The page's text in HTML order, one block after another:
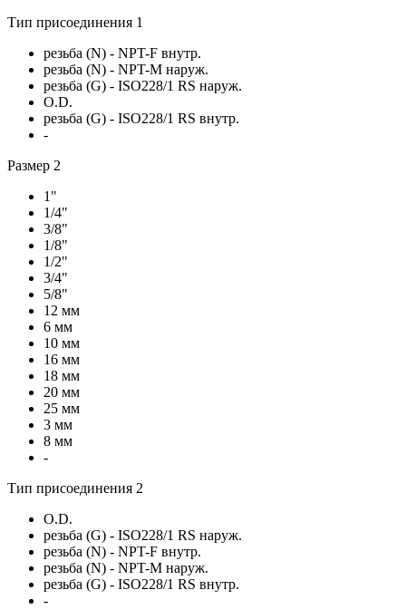
Тип присоединения 1
резьба (N) - NPT-F внутр.
резьба (N) - NPT-M наруж.
резьба (G) - ISO228/1 RS наруж.
O.D.
резьба (G) - ISO228/1 RS внутр.
-
Размер 2
1"
1/4"
3/8"
1/8"
1/2"
3/4"
5/8"
12 мм
6 мм
10 мм
16 мм
18 мм
20 мм
25 мм
3 мм
8 мм
-
Тип присоединения 2
O.D.
резьба (G) - ISO228/1 RS наруж.
резьба (N) - NPT-F внутр.
резьба (N) - NPT-M наруж.
резьба (G) - ISO228/1 RS внутр.
-